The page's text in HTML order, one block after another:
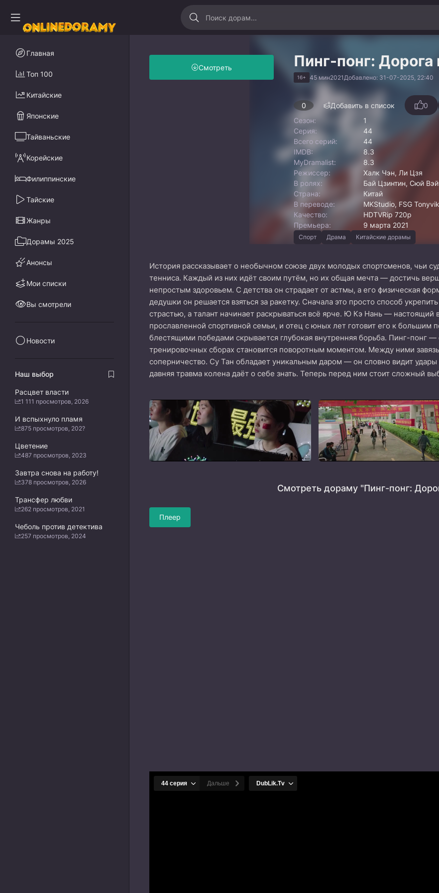
Пинг-понг: Дорога
16+ 45 мин2021 Добавлено: 31-07-2025, 22:40
Смотреть
0 Добавить в список 0
Сезон:
1
Серия:
44
Всего серий:
44
IMDB:
8.3
MyDramalist:
8.3
Режиссер:
Халк Чэн, Ли Цзя
В ролях:
Бай Цзинтин, Сюй
Страна:
Китай
В переводе:
MKStudio, FSG
Качество:
HDTVRip 720p
Премьера:
9 марта 2021
Спорт Драма Китайские дорамы
История рассказывает о необычном союзе двух молодых спортсменов, чьи
тенниса. Каждый из них идёт своим путём, но их общая мечта — достичь
непростым здоровьем. С детства он страдает от астмы, а его физическая
дедушки он решается взяться за ракетку. Сначала это просто способ
страстью, а талант начинает раскрываться всё ярче. Ю Кэ Нань — настоящий
прославленной спортивной семьи, и отец с юных лет готовит его к
блестящими победами скрывается глубокая внутренняя борьба. Пинг-понг —
тренировочных сборах становится поворотным моментом. Между ними
соперничество. Су Тан обладает уникальным даром — он словно видит удары
давняя травма колена даёт о себе знать. Теперь перед ним стоит сложный
Смотреть дораму "Пинг-понг:
Плеер
Главная
Топ 100
Китайские
Японские
Тайваньские
Корейские
Филиппинские
Тайские
Жанры
Дорамы 2025
Анонсы
Мои списки
Вы смотрели
Новости
Наш выбор
Расцвет власти
1 111 просмотров, 2026
И вспыхнуло пламя
875 просмотров, 202?
Цветение
487 просмотров, 2023
Завтра снова на работу!
378 просмотров, 2026
Трансфер любви
262 просмотров, 2021
Чеболь против детектива
257 просмотров, 2024